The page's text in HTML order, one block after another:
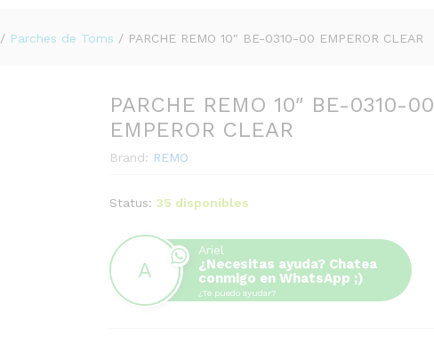
/ Parches de Toms / PARCHE REMO 10″ BE-0310-00 EMPEROR CLEAR
PARCHE REMO 10″ BE-0310-00
EMPEROR CLEAR
Brand: REMO
Status: 35 disponibles
Ariel
¿Necesitas ayuda? Chatea
conmigo en WhatsApp ;)
¿Te puedo ayudar?